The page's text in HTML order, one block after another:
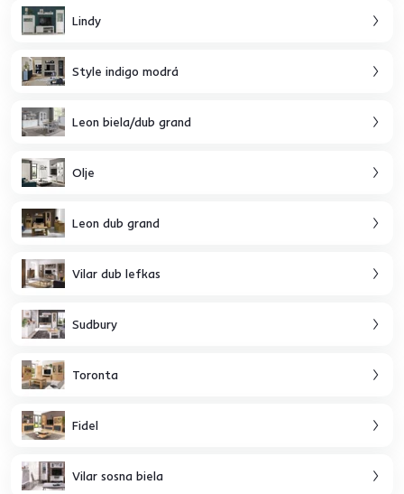
Lindy
Style indigo modrá
Leon biela/dub grand
Olje
Leon dub grand
Vilar dub lefkas
Sudbury
Toronta
Fidel
Vilar sosna biela